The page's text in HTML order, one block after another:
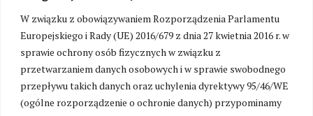
W związku z obowiązywaniem Rozporządzenia Parlamentu
Europejskiego i Rady (UE) 2016/679 z dnia 27 kwietnia 2016 r. w
sprawie ochrony osób fizycznych w związku z
przetwarzaniem danych osobowych i w sprawie swobodnego
przepływu takich danych oraz uchylenia dyrektywy 95/46/WE
(ogólne rozporządzenie o ochronie danych) przypominamy